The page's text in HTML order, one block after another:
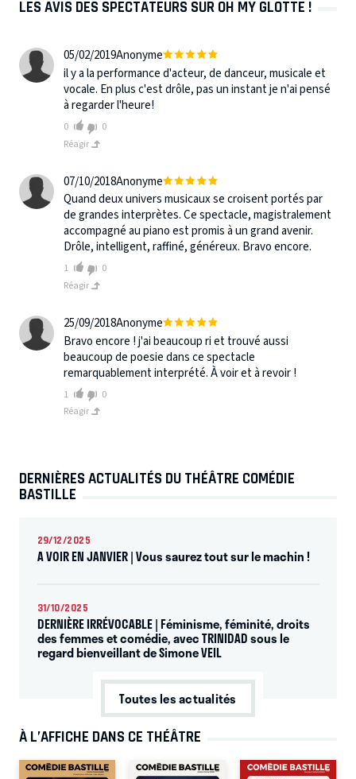
LES AVIS DES SPECTATEURS SUR OH MY GLOTTE !
05/02/2019Anonyme
il y a la performance d'acteur, de danceur, musicale et
vocale. En plus c'est drôle, pas un instant je n'ai pensé
à regarder l'heure!
0
0
Réagir
07/10/2018Anonyme
Quand deux univers musicaux se croisent portés par
de grandes interprètes. Ce spectacle, magistralement
accompagné au piano est promis à un grand avenir.
Drôle, intelligent, raffiné, généreux. Bravo encore.
1
0
Réagir
25/09/2018Anonyme
Bravo encore ! j'ai beaucoup ri et trouvé aussi
beaucoup de poesie dans ce spectacle
remarquablement interprété. À voir et à revoir !
1
0
Réagir
DERNIÈRES ACTUALITÉS DU THÉÂTRE COMÉDIE
BASTILLE
29/12/2025
A VOIR EN JANVIER | Vous saurez tout sur le machin !
31/10/2025
DERNIÈRE IRRÉVOCABLE | Féminisme, féminité, droits
des femmes et comédie, avec TRINIDAD sous le
regard bienveillant de Simone VEIL
Toutes les actualités
À L’AFFICHE DANS CE THÉÂTRE